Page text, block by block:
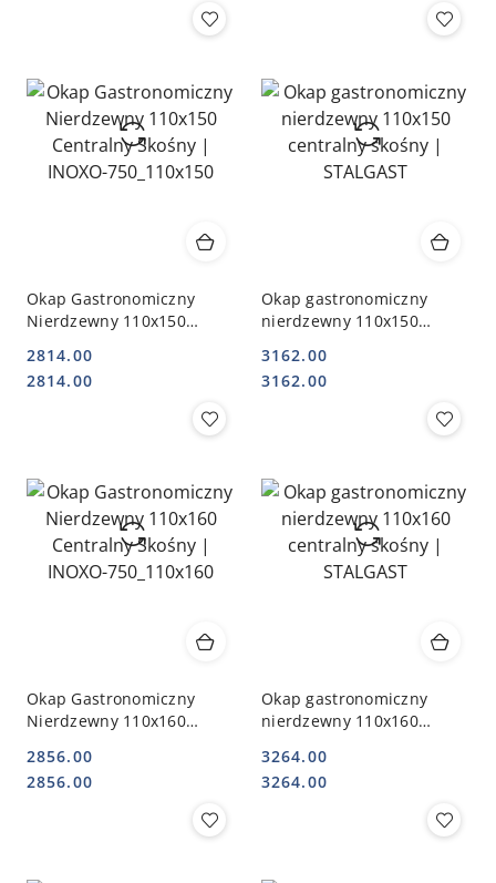
Okap Gastronomiczny
Nierdzewny 110x150
750_110x150
Cena:
2814.00
Cena:
2814.00
Okap gastronomiczny
nierdzewny 110x150
STALGAST
Cena:
3162.00
Cena:
3162.00
Okap Gastronomiczny
Nierdzewny 110x160
750_110x160
Cena:
2856.00
Cena:
2856.00
Okap gastronomiczny
nierdzewny 110x160
STALGAST
Cena:
3264.00
Cena:
3264.00